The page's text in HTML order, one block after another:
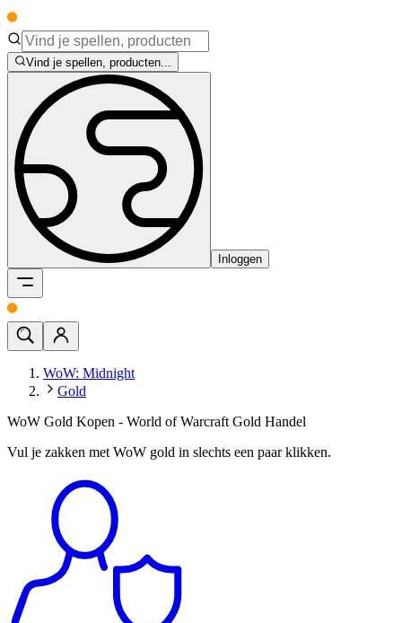
Vind je spellen, producten...
Inloggen
WoW: Midnight
Gold
WoW Gold Kopen - World of Warcraft Gold Handel
Vul je zakken met WoW gold in slechts een paar klikken.